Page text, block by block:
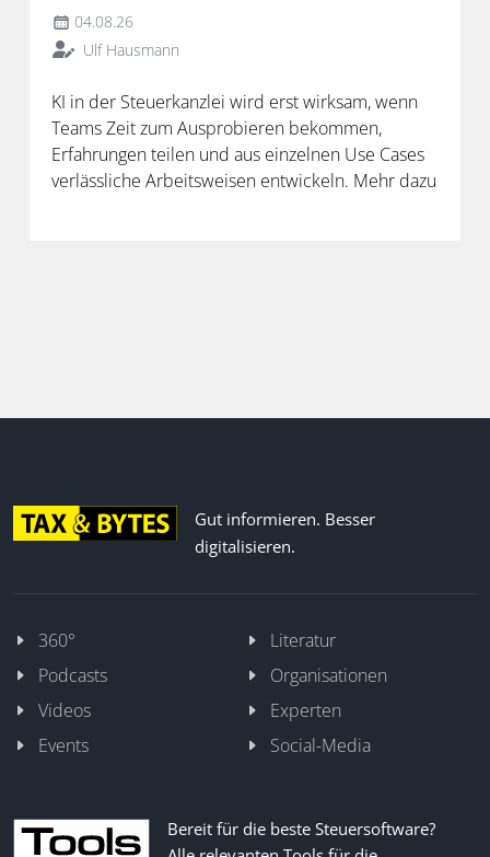
04.08.26
Ulf Hausmann
KI in der Steuerkanzlei wird erst wirksam, wenn
Teams Zeit zum Ausprobieren bekommen,
Erfahrungen teilen und aus einzelnen Use Cases
verlässliche Arbeitsweisen entwickeln. Mehr dazu
Gut informieren. Besser
digitalisieren.
360°
Literatur
Podcasts
Organisationen
Videos
Experten
Events
Social-Media
Bereit für die beste Steuersoftware?